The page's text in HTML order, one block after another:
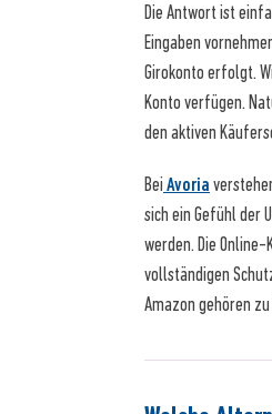
Die Antwort ist
Eingaben
Girokonto erfolgt.
Konto verfügen.
den aktiven
Bei Avoria
sich ein Gefühl der
werden. Die
vollständigen
Amazon gehören